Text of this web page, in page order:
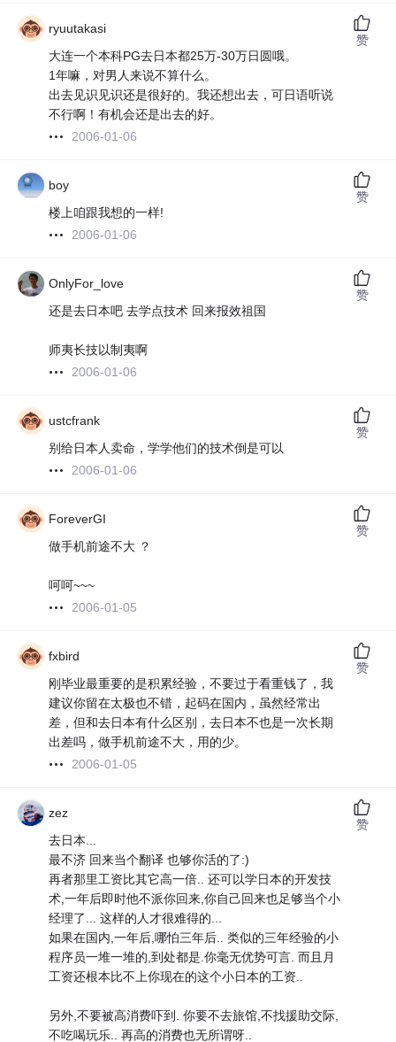
ryuutakasi
大连一个本科PG去日本都25万-30万日圆哦。
1年嘛，对男人来说不算什么。
出去见识见识还是很好的。我还想出去，可日语听说
不行啊！有机会还是出去的好。
2006-01-06
赞
boy
楼上咱跟我想的一样!
2006-01-06
赞
OnlyFor_love
还是去日本吧 去学点技术 回来报效祖国
师夷长技以制夷啊
2006-01-06
赞
ustcfrank
别给日本人卖命，学学他们的技术倒是可以
2006-01-06
赞
ForeverGI
做手机前途不大 ？
呵呵~~~
2006-01-05
赞
fxbird
刚毕业最重要的是积累经验，不要过于看重钱了，我
建议你留在太极也不错，起码在国内，虽然经常出
差，但和去日本有什么区别，去日本不也是一次长期
出差吗，做手机前途不大，用的少。
2006-01-05
赞
zez
去日本...
最不济 回来当个翻译 也够你活的了:)
再者那里工资比其它高一倍.. 还可以学日本的开发技
术,一年后即时他不派你回来,你自己回来也足够当个小
经理了... 这样的人才很难得的...
如果在国内,一年后,哪怕三年后.. 类似的三年经验的小
程序员一堆一堆的,到处都是.你毫无优势可言. 而且月
工资还根本比不上你现在的这个小日本的工资..
另外,不要被高消费吓到. 你要不去旅馆,不找援助交际,
不吃喝玩乐.. 再高的消费也无所谓呀..
赞